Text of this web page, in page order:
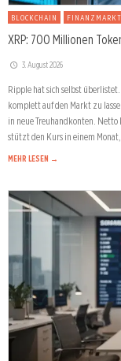
BLOCKCHAIN FINANZMARKT
XRP: 700 Millionen
3. August 2026
Ripple hat sich selbst
komplett auf den Markt zu
in neue Treuhandkonten.
stützt den Kurs in einem Monat,
MEHR LESEN →